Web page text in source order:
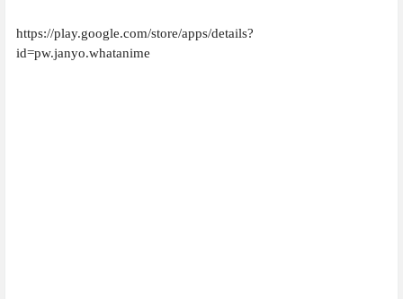
https://play.google.com/store/apps/details?
id=pw.janyo.whatanime